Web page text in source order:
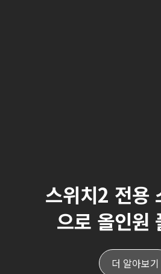
스위치2 전용
으로 올인원
더 알아보기